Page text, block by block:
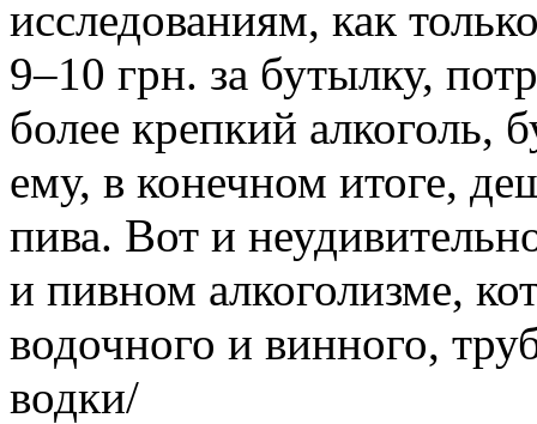
исследованиям, как
9–10 грн. за бутылку,
более крепкий алкоголь,
ему, в конечном итоге,
пива. Вот и
и пивном алкоголизме,
водочного и винного,
водки/